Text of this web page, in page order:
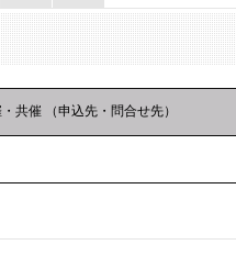
共催 （申込先・問合せ先）